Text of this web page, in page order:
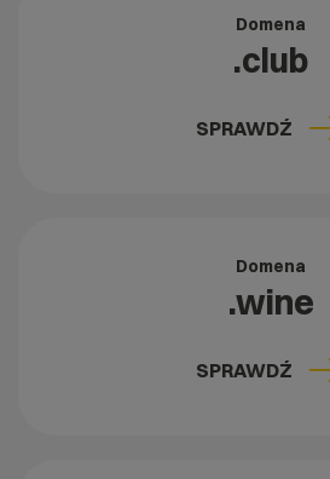
Domena
.club
SPRAWDŹ
Domena
.wine
SPRAWDŹ